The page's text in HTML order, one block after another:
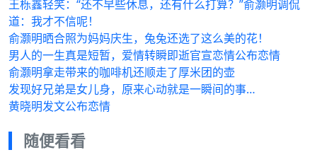
王栎鑫轻笑：“还不早些休息，还有什么打算？”俞灏明调侃
道：我才不信呢！
俞灏明晒合照为妈妈庆生，兔兔还选了这么美的花！
男人的一生真是短暂，爱情转瞬即逝官宣恋情公布恋情
俞灏明拿走带来的咖啡机还顺走了厚米团的壶
发现好兄弟是女儿身，原来心动就是一瞬间的事…
黄晓明发文公布恋情
随便看看